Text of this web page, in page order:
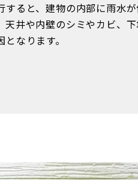
すると、建物の内部に雨水
天井や内壁のシミやカビ、
なります。